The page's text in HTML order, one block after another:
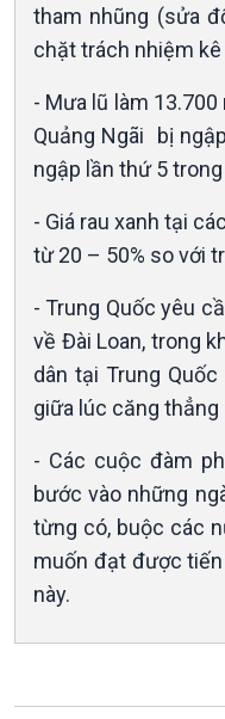
Tin Đời sống & Xã hội
360 độ Sức khỏe
Tài nguyên và Môi
Chuyên gia của bạn
Xã hội chuyển động
Bước chân đến trường
Văn hoá & Du lịch
Tin Văn hoá & Du lịch
Chát với người nổi tiếng
Câu chuyện Thể thao
tham nhũng (sửa
chặt trách nhiệm kê
- Mưa lũ làm
Quảng Ngãi bị
ngập lần thứ 5
- Giá rau xanh tại
từ 20 – 50% so với
- Trung Quốc yêu
về Đài Loan, trong
dân tại Trung
giữa lúc căng thẳng
- Các cuộc đàm
bước vào những
từng có, buộc các
muốn đạt được
này.